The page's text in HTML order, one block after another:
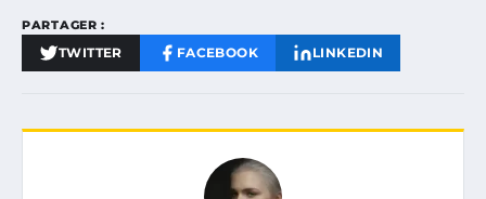
PARTAGER :
TWITTER FACEBOOK LINKEDIN